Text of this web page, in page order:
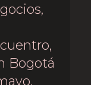
Bogotá